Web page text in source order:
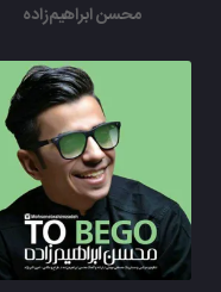
محسن ابراهیم‌زاده